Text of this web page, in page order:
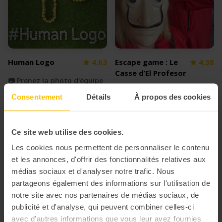
Consentement Détails À propos des cookies
Ce site web utilise des cookies.
Les cookies nous permettent de personnaliser le contenu
et les annonces, d'offrir des fonctionnalités relatives aux
médias sociaux et d'analyser notre trafic. Nous
partageons également des informations sur l'utilisation de
notre site avec nos partenaires de médias sociaux, de
publicité et d'analyse, qui peuvent combiner celles-ci
avec d'autres informations que vous leur avez fournies
Human Logo 4.63
📷 Prenez la photo d'équipe
Escape game : Le
Casse d’El Profesor
4.38
sous pression dans vos